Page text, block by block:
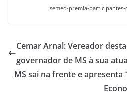
semed-premia-
Cemar Arnal: Vereador
governador de MS à sua
MS sai na frente e apresenta